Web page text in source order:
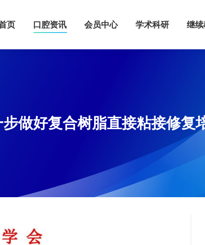
页 口腔资讯 会员中心 学术科研 继
步做好复合树脂直接粘接修复